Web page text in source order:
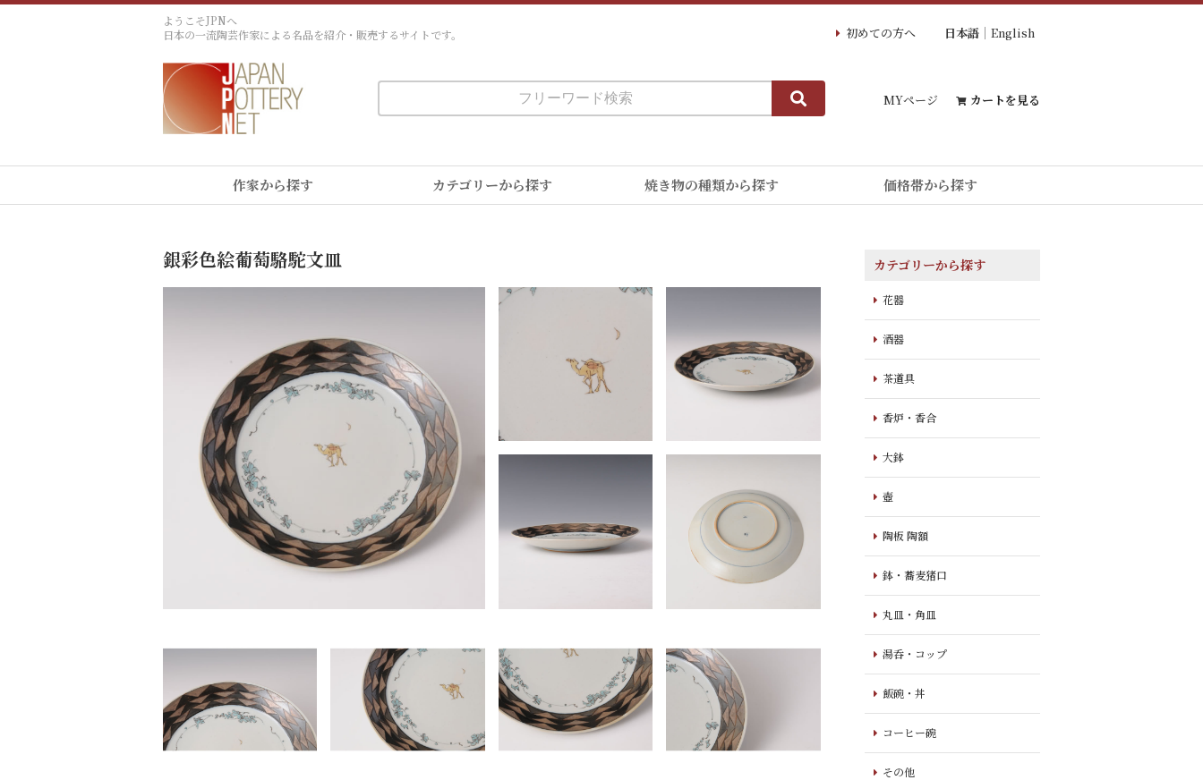
ようこそJPNへ
日本の一流陶芸作家による名品を紹介・販売するサイトです。
初めての方へ 日本語 English
MYページ カートを見る
作家から探す カテゴリーから探す 焼き物の種類から探す 価格帯から探す
銀彩色絵葡萄駱駝文皿 カテゴリーから探す
花器
酒器
茶道具
香炉・香合
大鉢
壺
陶板 陶額
鉢・蕎麦猪口
丸皿・角皿
湯呑・コップ
飯碗・丼
コーヒー碗
その他